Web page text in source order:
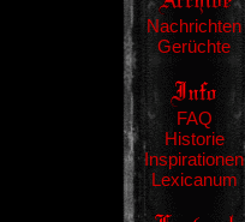
Nachrichten
Gerüchte
FAQ
Historie
Inspirationen
Lexicanum